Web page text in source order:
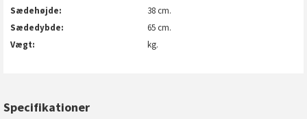
Sædehøjde
38 cm.
Sædedybde
65 cm.
Vægt
kg.
Specifikationer